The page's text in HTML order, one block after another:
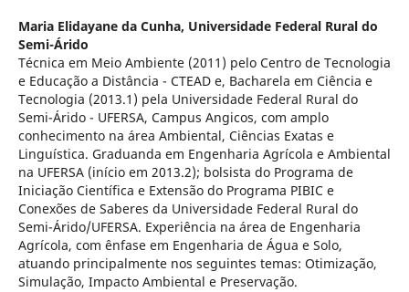
Maria Elidayane da Cunha, Universidade Federal Rural do
Semi-Árido
Técnica em Meio Ambiente (2011) pelo Centro de Tecnologia
e Educação a Distância - CTEAD e, Bacharela em Ciência e
Tecnologia (2013.1) pela Universidade Federal Rural do
Semi-Árido - UFERSA, Campus Angicos, com amplo
conhecimento na área Ambiental, Ciências Exatas e
Linguística. Graduanda em Engenharia Agrícola e Ambiental
na UFERSA (início em 2013.2); bolsista do Programa de
Iniciação Científica e Extensão do Programa PIBIC e
Conexões de Saberes da Universidade Federal Rural do
Semi-Árido/UFERSA. Experiência na área de Engenharia
Agrícola, com ênfase em Engenharia de Água e Solo,
atuando principalmente nos seguintes temas: Otimização,
Simulação, Impacto Ambiental e Preservação.